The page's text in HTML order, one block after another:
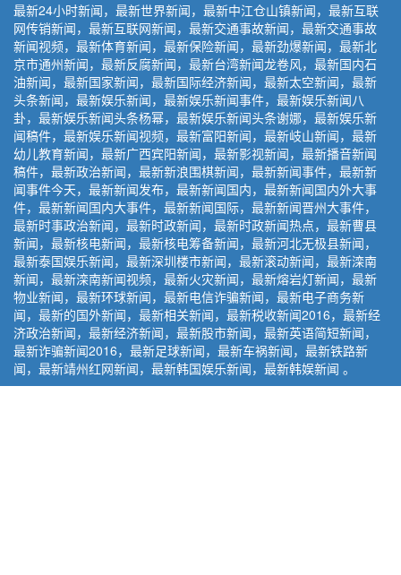
最新24小时新闻，最新世界新闻，最新中江仓山镇新闻，最新互联
网传销新闻，最新互联网新闻，最新交通事故新闻，最新交通事故
新闻视频，最新体育新闻，最新保险新闻，最新劲爆新闻，最新北
京市通州新闻，最新反腐新闻，最新台湾新闻龙卷风，最新国内石
油新闻，最新国家新闻，最新国际经济新闻，最新太空新闻，最新
头条新闻，最新娱乐新闻，最新娱乐新闻事件，最新娱乐新闻八
卦，最新娱乐新闻头条杨幂，最新娱乐新闻头条谢娜，最新娱乐新
闻稿件，最新娱乐新闻视频，最新富阳新闻，最新岐山新闻，最新
幼儿教育新闻，最新广西宾阳新闻，最新影视新闻，最新播音新闻
稿件，最新政治新闻，最新新浪围棋新闻，最新新闻事件，最新新
闻事件今天，最新新闻发布，最新新闻国内，最新新闻国内外大事
件，最新新闻国内大事件，最新新闻国际，最新新闻晋州大事件，
最新时事政治新闻，最新时政新闻，最新时政新闻热点，最新曹县
新闻，最新核电新闻，最新核电筹备新闻，最新河北无极县新闻，
最新泰国娱乐新闻，最新深圳楼市新闻，最新滚动新闻，最新滦南
新闻，最新滦南新闻视频，最新火灾新闻，最新熔岩灯新闻，最新
物业新闻，最新环球新闻，最新电信诈骗新闻，最新电子商务新
闻，最新的国外新闻，最新相关新闻，最新税收新闻2016，最新经
济政治新闻，最新经济新闻，最新股市新闻，最新英语简短新闻，
最新诈骗新闻2016，最新足球新闻，最新车祸新闻，最新铁路新
闻，最新靖州红网新闻，最新韩国娱乐新闻，最新韩娱新闻 。